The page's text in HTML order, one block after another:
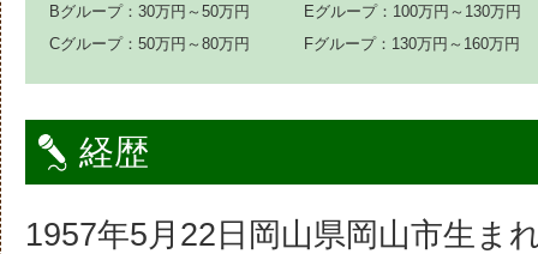
Bグループ：30万円～50万円
Cグループ：50万円～80万円
Eグループ：100万円～130万円
Fグループ：130万円～160万円
経歴
1957年5月22日岡山県岡山市生ま